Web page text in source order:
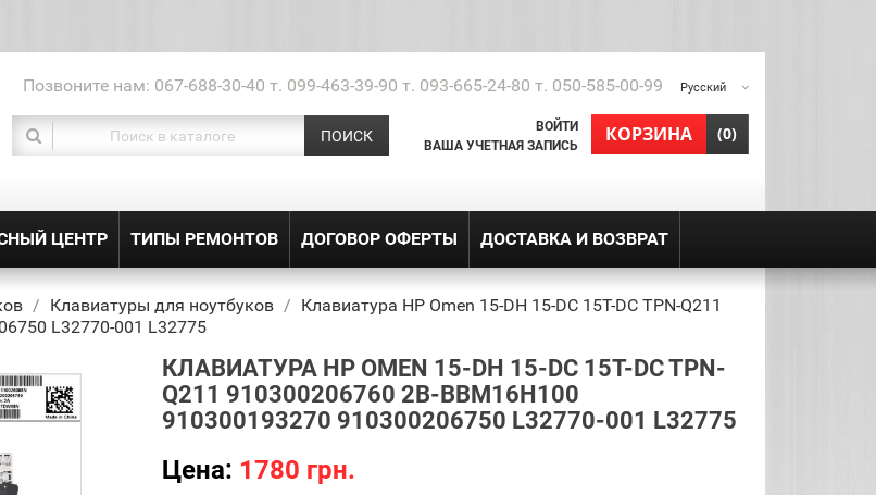
Русский
Позвоните нам: 067-688-30-40 т. 099-463-39-90 т. 093-665-24-80 т. 050-585-00-99
КОРЗИНА
shopping_cart (0)
ВОЙТИ
ВАША УЧЕТНАЯ ЗАПИСЬ
ПОИСК
ЦЕНТР ТИПЫ РЕМОНТОВ ДОГОВОР ОФЕРТЫ ДОСТАВКА И ВОЗВРАТ
Клавиатуры для ноутбуков
Клавиатура HP Omen 15-DH 15-DC 15T-DC TPN-Q211
L32770-001 L32775
КЛАВИАТУРА HP OMEN 15-DH 15-DC 15T-DC TPN-
Q211 910300206760 2B-BBM16H100
910300193270 910300206750 L32770-001 L32775
Цена: 1780 грн.